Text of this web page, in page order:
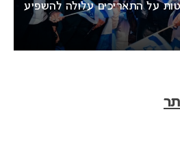
ההתלבטות על התאריכים עלולה להשפיע